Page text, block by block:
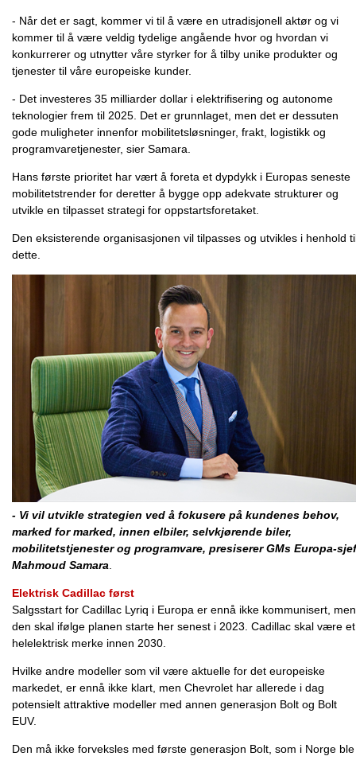
- Når det er sagt, kommer vi til å være en utradisjonell aktør og vi
kommer til å være veldig tydelige angående hvor og hvordan vi
konkurrerer og utnytter våre styrker for å tilby unike produkter og
tjenester til våre europeiske kunder.
- Det investeres 35 milliarder dollar i elektrifisering og autonome
teknologier frem til 2025. Det er grunnlaget, men det er dessuten
gode muligheter innenfor mobilitetsløsninger, frakt, logistikk og
programvaretjenester, sier Samara.
Hans første prioritet har vært å foreta et dypdykk i Europas seneste
mobilitetstrender for deretter å bygge opp adekvate strukturer og
utvikle en tilpasset strategi for oppstartsforetaket.
Den eksisterende organisasjonen vil tilpasses og utvikles i henhold
dette.
- Vi vil utvikle strategien ved å fokusere på kundenes behov,
marked for marked, innen elbiler, selvkjørende biler,
mobilitetstjenester og programvare, presiserer GMs Europa-sjef
Mahmoud Samara
Elektrisk Cadillac først
Salgsstart for Cadillac Lyriq i Europa er ennå ikke kommunisert, men
den skal ifølge planen starte her senest i 2023. Cadillac skal være et
helelektrisk merke innen 2030.
Hvilke andre modeller som vil være aktuelle for det europeiske
markedet, er ennå ikke klart, men Chevrolet har allerede i dag
potensielt attraktive modeller med annen generasjon Bolt og Bolt
EUV.
Den må ikke forveksles med første generasjon Bolt, som i Norge ble